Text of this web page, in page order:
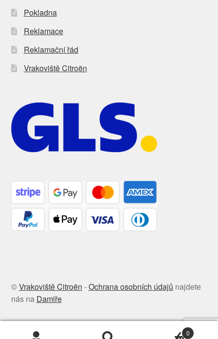
Pokladna
Reklamace
Reklamační řád
Vrakoviště Citroën
©Vrakoviště Citroën -Ochrana osobních údajů najdete
nás na Damiře
0